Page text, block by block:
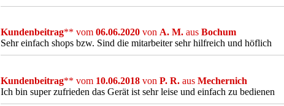
Kundenbeitrag** vom 06.06.2020 von A. M. aus Bochum
Sehr einfach shops bzw. Sind die mitarbeiter sehr hilfreich und höflich
Kundenbeitrag** vom 10.06.2018 von P. R. aus Mechernich
Ich bin super zufrieden das Gerät ist sehr leise und einfach zu bedienen